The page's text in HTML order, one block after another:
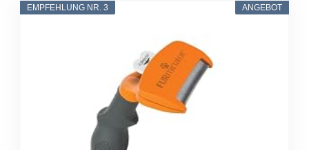
ANGEBOT
EMPFEHLUNG NR. 3